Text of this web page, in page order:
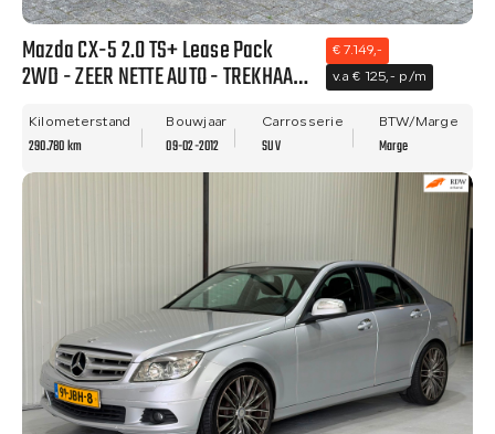
Mazda CX-5 2.0 TS+ Lease Pack
2WD - ZEER NETTE AUTO - TREKHAAK
€ 7.149,-
v.a € 125,- p/m
Kilometerstand
290.780 km
Bouwjaar
09-02-2012
Carrosserie
SUV
BTW/Marge
Marge